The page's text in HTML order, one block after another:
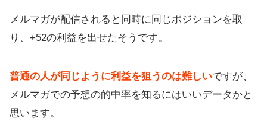
メルマガが配信されると同時に同じポジションを取
り、+52の利益を出せたそうです。
普通の人が同じように利益を狙うのは難しいですが、
メルマガでの予想の的中率を知るにはいいデータかと
思います。